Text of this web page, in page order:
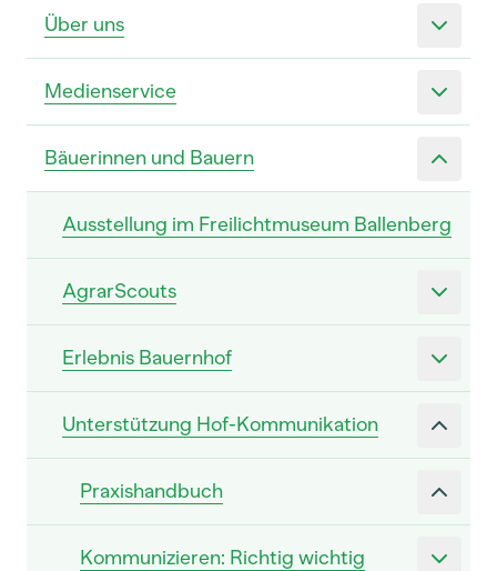
Über uns
Medienservice
Bäuerinnen und Bauern
Ausstellung im Freilichtmuseum Ballenberg
AgrarScouts
Erlebnis Bauernhof
Unterstützung Hof-Kommunikation
Praxishandbuch
Kommunizieren: Richtig wichtig